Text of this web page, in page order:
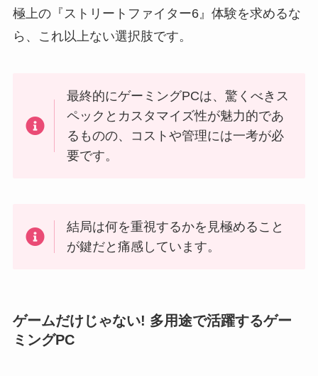
極上の『ストリートファイター6』体験を求めるな
ら、これ以上ない選択肢です。
最終的にゲーミングPCは、驚くべきス
ペックとカスタマイズ性が魅力的であ
るものの、コストや管理には一考が必
要です。
結局は何を重視するかを見極めること
が鍵だと痛感しています。
ゲームだけじゃない! 多用途で活躍するゲー
ミングPC